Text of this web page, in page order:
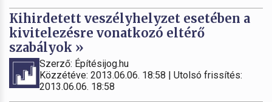
Kihirdetett veszélyhelyzet esetében a
kivitelezésre vonatkozó eltérő
szabályok »
Szerző: Építésijog.hu
Közzétéve: 2013.06.06. 18:58 | Utolsó frissítés:
2013.06.06. 18:58